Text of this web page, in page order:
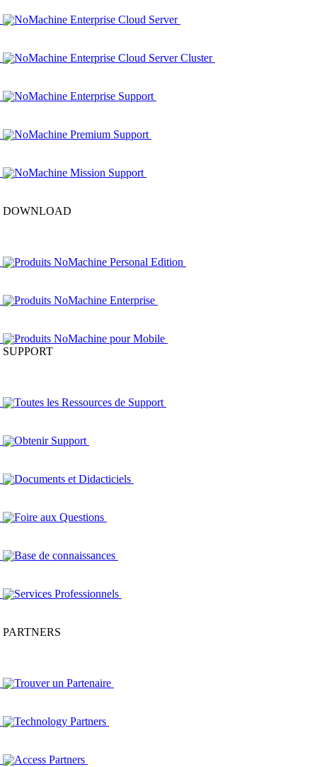
NoMachine Enterprise Cloud Server
NoMachine Enterprise Cloud Server Cluster
NoMachine Enterprise Support
NoMachine Premium Support
NoMachine Mission Support
DOWNLOAD
Produits NoMachine Personal Edition
Produits NoMachine Enterprise
Produits NoMachine pour Mobile
SUPPORT
Toutes les Ressources de Support
Obtenir Support
Documents et Didacticiels
Foire aux Questions
Base de connaissances
Services Professionnels
PARTNERS
Trouver un Partenaire
Technology Partners
Access Partners